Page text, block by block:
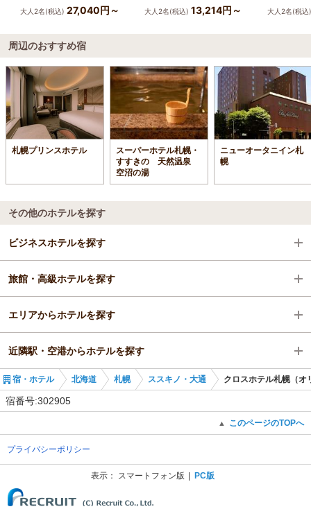
大人2名(税込) 27,040円～ 大人2名(税込) 13,214円～ 大人2名(税
周辺のおすすめ宿
札幌プリンスホテル
スーパーホテル札幌・
すすきの 天然温泉
空沼の湯
ニューオータニイン札
幌
その他のホテルを探す
ビジネスホテルを探す
北海道
札幌
ススキノ・大通
さっぽろ駅
旅館・高級ホテルを探す
北海道
エリアからホテルを探す
北海道
札幌
近隣駅・空港からホテルを探す
さっぽろ駅
西４丁目駅
宿・ホテル 北海道 札幌 ススキノ・大通 クロスホテル札幌（オ
宿番号:302905
▲ このページのTOPへ
プライバシーポリシー
表示： スマートフォン版 PC版